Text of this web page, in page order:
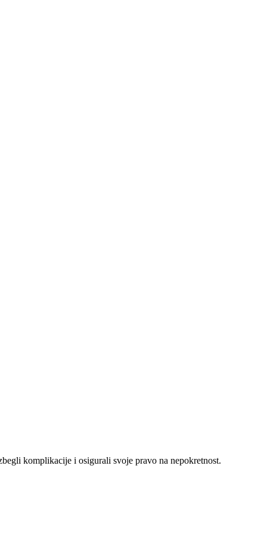
komplikacije i osigurali svoje pravo na nepokretnost.